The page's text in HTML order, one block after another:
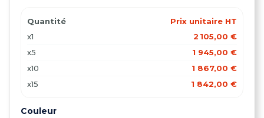
Quantité
Prix unitaire HT
x1
2 105,00 €
x5
1 945,00 €
x10
1 867,00 €
x15
1 842,00 €
Couleur